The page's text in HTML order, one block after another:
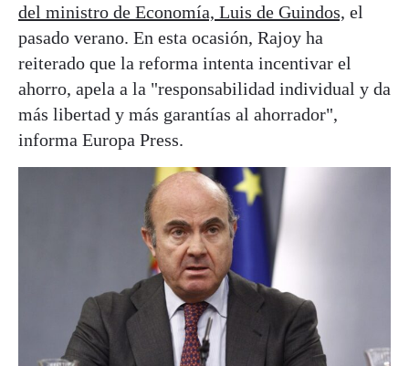
del ministro de Economía, Luis de Guindos, el
pasado verano. En esta ocasión, Rajoy ha
reiterado que la reforma intenta incentivar el
ahorro, apela a la "responsabilidad individual y da
más libertad y más garantías al ahorrador",
informa Europa Press.